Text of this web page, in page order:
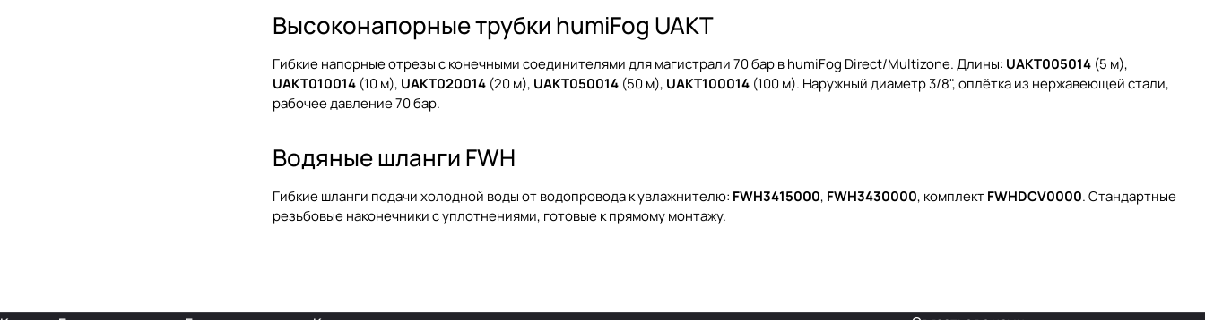
Высоконапорные трубки humiFog UAKT
Гибкие напорные отрезы с конечными соединителями для магистрали 70 бар в humiFog Direct/Multizone. Длины: UAKT005014 (5 м),
UAKT010014 (10 м), UAKT020014 (20 м), UAKT050014 (50 м), UAKT100014 (100 м). Наружный диаметр 3/8", оплётка из нержавеющей стали,
рабочее давление 70 бар.
Водяные шланги FWH
Гибкие шланги подачи холодной воды от водопровода к увлажнителю: FWH3415000, FWH3430000, комплектFWHDCV0000. Стандартные
резьбовые наконечники с уплотнениями, готовые к прямому монтажу.